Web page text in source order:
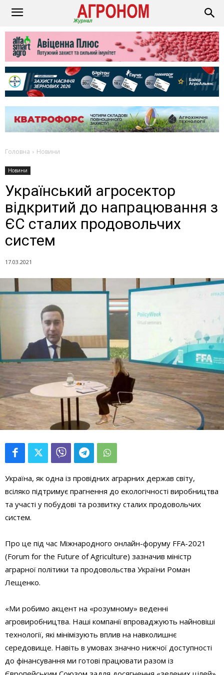
Головна Новини
Новини
Український агросектор
відкритий до напрацювання з
ЄС сталих продовольчих
систем
17.03.2021
Україна, як одна із провідних аграрних держав світу,
всіляко підтримує прагнення до екологічності виробництва
та участі у побудові та розвитку сталих продовольчих
систем.
Про це під час Міжнародного онлайн-форуму FFA-2021
(Forum for the Future of Agriculture) зазначив міністр
аграрної політики та продовольства України Роман
Лещенко.
«Ми робимо акцент на «розумному» веденні
агровиробництва. Наші компанії впроваджують найновіші
технології, які мінімізують вплив на навколишнє
середовище. Навіть в умовах значно нижчої доступності
до фінансування ми готові працювати разом із